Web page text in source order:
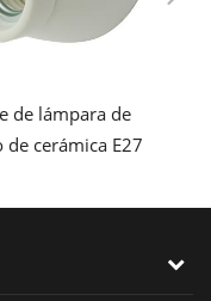
de lámpara de
cerámica E27
lámpara de